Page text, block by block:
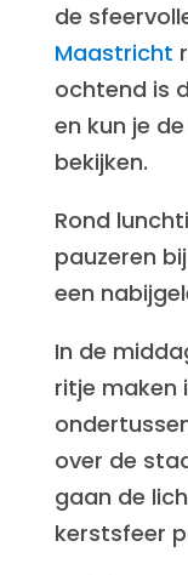
de
Maastricht
ochtend is
en kun je
bekijken.
Rond
pauzeren
een
In de
ritje maken
over de
gaan de
kerstsfeer